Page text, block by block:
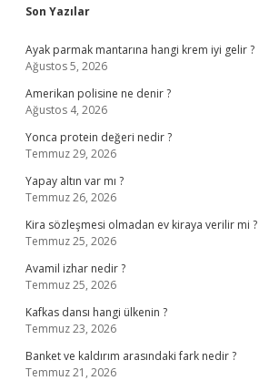
Sidebar
Son Yazılar
Ayak parmak mantarına hangi krem iyi gelir ?
Ağustos 5, 2026
Amerikan polisine ne denir ?
Ağustos 4, 2026
Yonca protein değeri nedir ?
Temmuz 29, 2026
Yapay altın var mı ?
Temmuz 26, 2026
Kira sözleşmesi olmadan ev kiraya verilir mi ?
Temmuz 25, 2026
Avamil izhar nedir ?
Temmuz 25, 2026
Kafkas dansı hangi ülkenin ?
Temmuz 23, 2026
Banket ve kaldırım arasındaki fark nedir ?
Temmuz 21, 2026